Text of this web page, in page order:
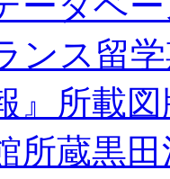
ンス留
』所載
所蔵黒